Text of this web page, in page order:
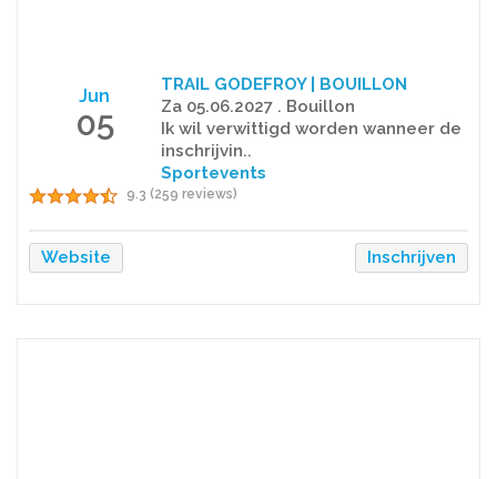
Jun
05
TRAIL GODEFROY | BOUILLON
Za 05.06.2027 . Bouillon
Ik wil verwittigd worden wanneer de
inschrijvin..
Sportevents
9.3 (259 reviews)
Website Inschrijven